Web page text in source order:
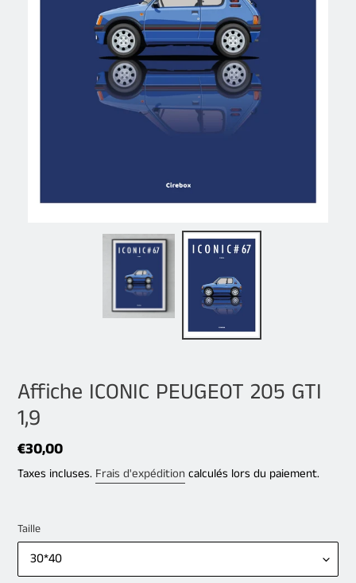
Affiche ICONIC PEUGEOT 205 GTI
1,9
Prix
normal
€30,00
Taxes incluses. Frais d'expédition calculés lors du paiement.
Taille